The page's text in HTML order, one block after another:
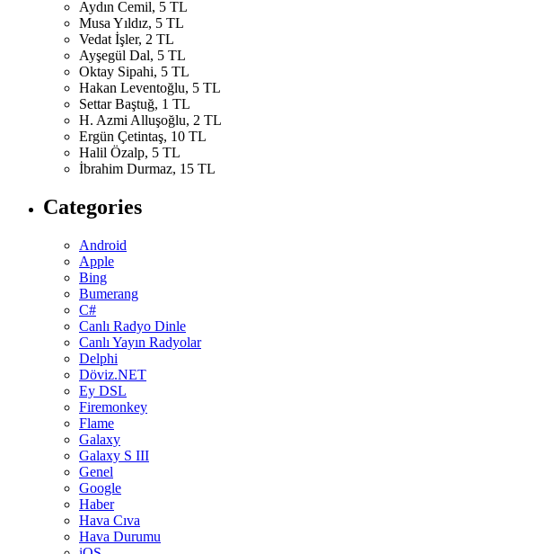
Aydın Cemil, 5 TL
Musa Yıldız, 5 TL
Vedat İşler, 2 TL
Ayşegül Dal, 5 TL
Oktay Sipahi, 5 TL
Hakan Leventoğlu, 5 TL
Settar Baştuğ, 1 TL
H. Azmi Alluşoğlu, 2 TL
Ergün Çetintaş, 10 TL
Halil Özalp, 5 TL
İbrahim Durmaz, 15 TL
Categories
Android
Apple
Bing
Bumerang
C#
Canlı Radyo Dinle
Canlı Yayın Radyolar
Delphi
Döviz.NET
Ey DSL
Firemonkey
Flame
Galaxy
Galaxy S III
Genel
Google
Haber
Hava Cıva
Hava Durumu